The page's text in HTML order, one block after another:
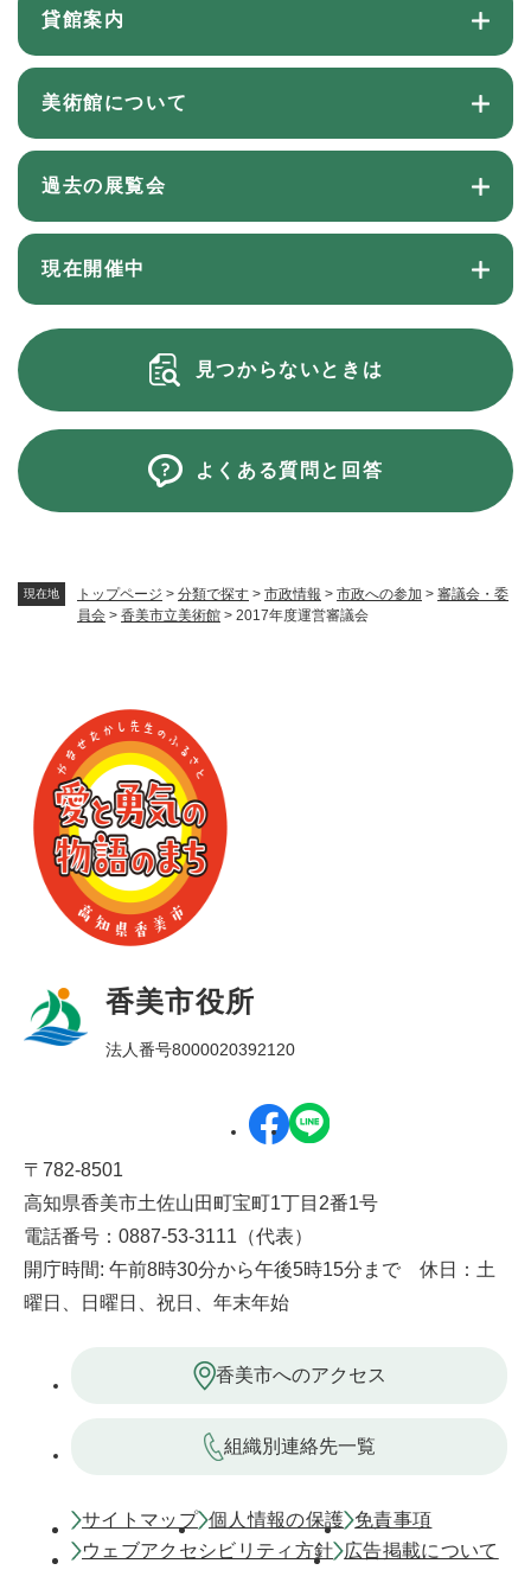
現在地 トップページ > 分類で探す > 市政情報 > 市政への参加 > 審議会・委
員会 > 香美市立美術館 > 2017年度運営審議会
貸館案内
美術館について
過去の展覧会
現在開催中
見つからないときは
よくある質問と回答
香美市役所
法人番号8000020392120
〒782-8501
高知県香美市土佐山田町宝町1丁目2番1号
電話番号：0887-53-3111（代表）
開庁時間: 午前8時30分から午後5時15分まで 休日：土
曜日、日曜日、祝日、年末年始
香美市へのアクセス
組織別連絡先一覧
サイトマップ 個人情報の保護 免責事項
ウェブアクセシビリティ方針
広告掲載について